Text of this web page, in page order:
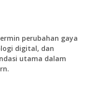
perubahan gaya
digital, dan
utama dalam